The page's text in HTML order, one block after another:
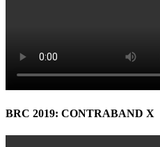
BRC 2019: CONTRABAND X